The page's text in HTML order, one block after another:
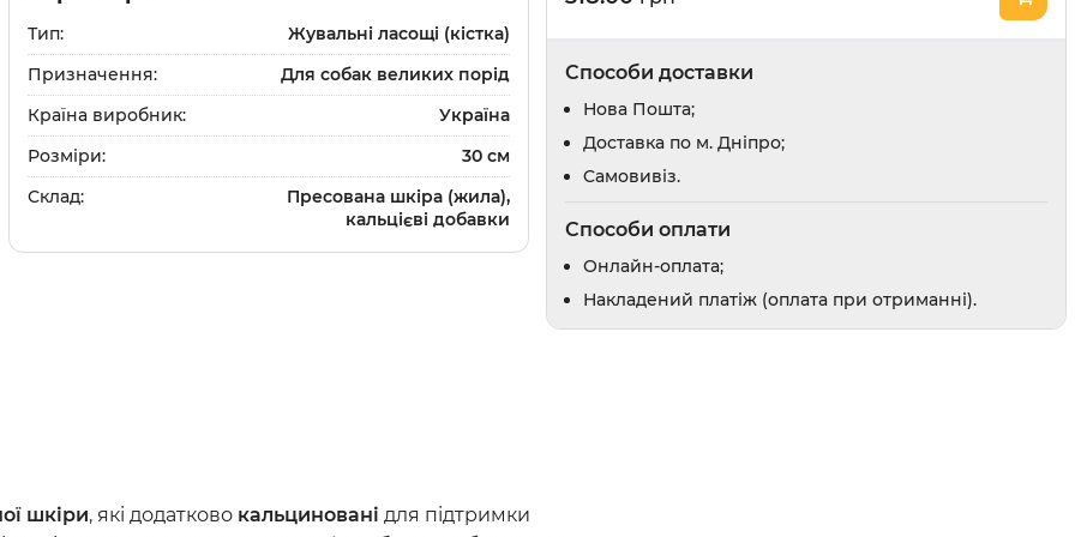
щітки
Шампуні
Доглядова косметика
Парфуми та одеколони
Відлякувачі та засоби від погризів
Засоби для привчання
Протипаразитарні засоби
щітки
Засоби для дому
Доглядова косметика
Тип:
Жувальні ласощі (кістка)
Призначення:
Для собак великих порід
Країна виробник:
Україна
Розміри:
30 см
Склад:
Пресована шкіра (жила),
кальцієві добавки
Способи доставки
Нова Пошта;
Доставка по м. Дніпро;
Cамовивіз.
Способи оплати
Онлайн-оплата;
Накладений платіж (оплата при отриманні).
шкіри, які додатково кальциновані для підтримки